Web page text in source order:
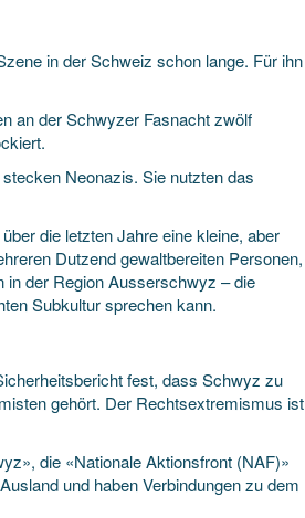
in der Schweiz schon lange. Für ihn
an der Schwyzer Fasnacht zwölf
Neonazis. Sie nutzten das
die letzten Jahre eine kleine, aber
Dutzend gewaltbereiten Personen,
in der Region Ausserschwyz – die
Subkultur sprechen kann.
fest, dass Schwyz zu
gehört. Der Rechtsextremismus ist
die «Nationale Aktionsfront (NAF)»
und haben Verbindungen zu dem